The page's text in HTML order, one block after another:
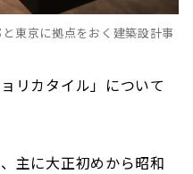
東京に拠点をおく建築設計事
リカタイル」について
主に大正初めから昭和